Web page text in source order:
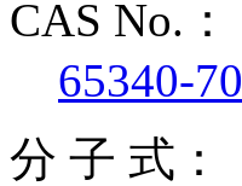
CAS No.：
65340-
分 子 式：